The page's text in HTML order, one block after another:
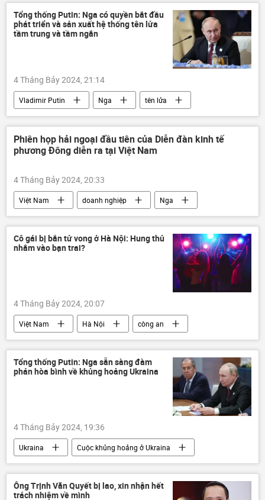
Nga
đàm phán
Vladimir Putin
Verkhovna Rada
Tổng thống Putin: Nga có quyền bắt đầu
phát triển và sản xuất hệ thống tên lửa
tầm trung và tầm ngắn
4 Tháng Bảy 2024, 21:14
Vladimir Putin Nga
tên lửa
sản xuất
Thế giới Quân sự
Phiên họp hải ngoại đầu tiên của Diễn đàn kinh tế
phương Đông diễn ra tại Việt Nam
4 Tháng Bảy 2024, 20:33
Việt Nam doanh nghiệp
Nga
WEF
Kinh tế
Hợp tác Nga-Việt
Thế giới
Thành phố Hồ Chí Minh
Cô gái bị bắn tử vong ở Hà Nội: Hung thủ
nhắm vào bạn trai?
4 Tháng Bảy 2024, 20:07
Việt Nam Hà Nội
công an
cô gái
công an Hà Nội
cái chết
Pháp luật
bắn súng
Tổng thống Putin: Nga sẵn sàng đàm
phán hòa bình về khủng hoảng Ukraina
4 Tháng Bảy 2024, 19:36
Ukraina
Cuộc khủng hoảng ở Ukraina
Vladimir Putin
Chiến dịch quân sự đặc biệt tại Ukraina
Ông Trịnh Văn Quyết bị lao, xin nhận hết
trách nhiệm về mình